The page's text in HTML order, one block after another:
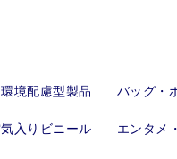
環境配慮型製品 バッグ・
入りビニール エンタメ